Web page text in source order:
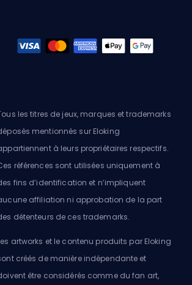
les titres de jeux, marques et trademarks
mentionnés sur Eloking
à leurs propriétaires respectifs.
références sont utilisées uniquement à
fins d’identification et n’impliquent
affiliation ni approbation de la part
détenteurs de ces trademarks.
artworks et le contenu produits par Eloking
créés de manière indépendante et
être considérés comme du fan art,